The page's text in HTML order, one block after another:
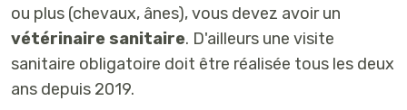
ou plus (chevaux, ânes), vous devez avoir un
vétérinaire sanitaire. D'ailleurs une visite
sanitaire obligatoire doit être réalisée tous les deux
ans depuis 2019.